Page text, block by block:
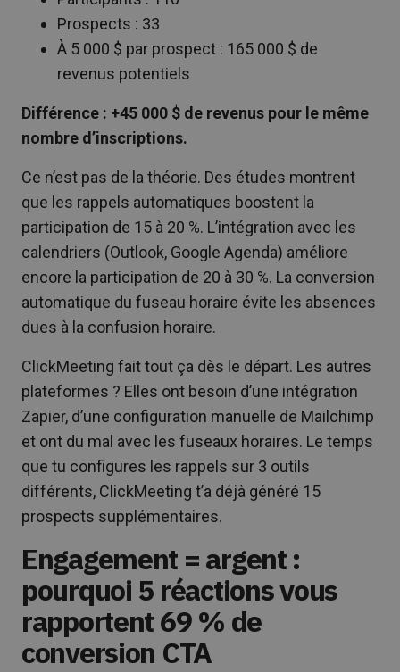
Prospects : 33
À 5 000 $ par prospect : 165 000 $ de
revenus potentiels
Différence : +45 000 $ de revenus pour le même
nombre d’inscriptions.
Ce n’est pas de la théorie. Des études montrent
que les rappels automatiques boostent la
participation de 15 à 20 %. L’intégration avec les
calendriers (Outlook, Google Agenda) améliore
encore la participation de 20 à 30 %. La conversion
automatique du fuseau horaire évite les absences
dues à la confusion horaire.
ClickMeeting fait tout ça dès le départ. Les autres
plateformes ? Elles ont besoin d’une intégration
Zapier, d’une configuration manuelle de Mailchimp
et ont du mal avec les fuseaux horaires. Le temps
que tu configures les rappels sur 3 outils
différents, ClickMeeting t’a déjà généré 15
prospects supplémentaires.
Engagement = argent :
pourquoi 5 réactions vous
rapportent 69 % de
conversion CTA